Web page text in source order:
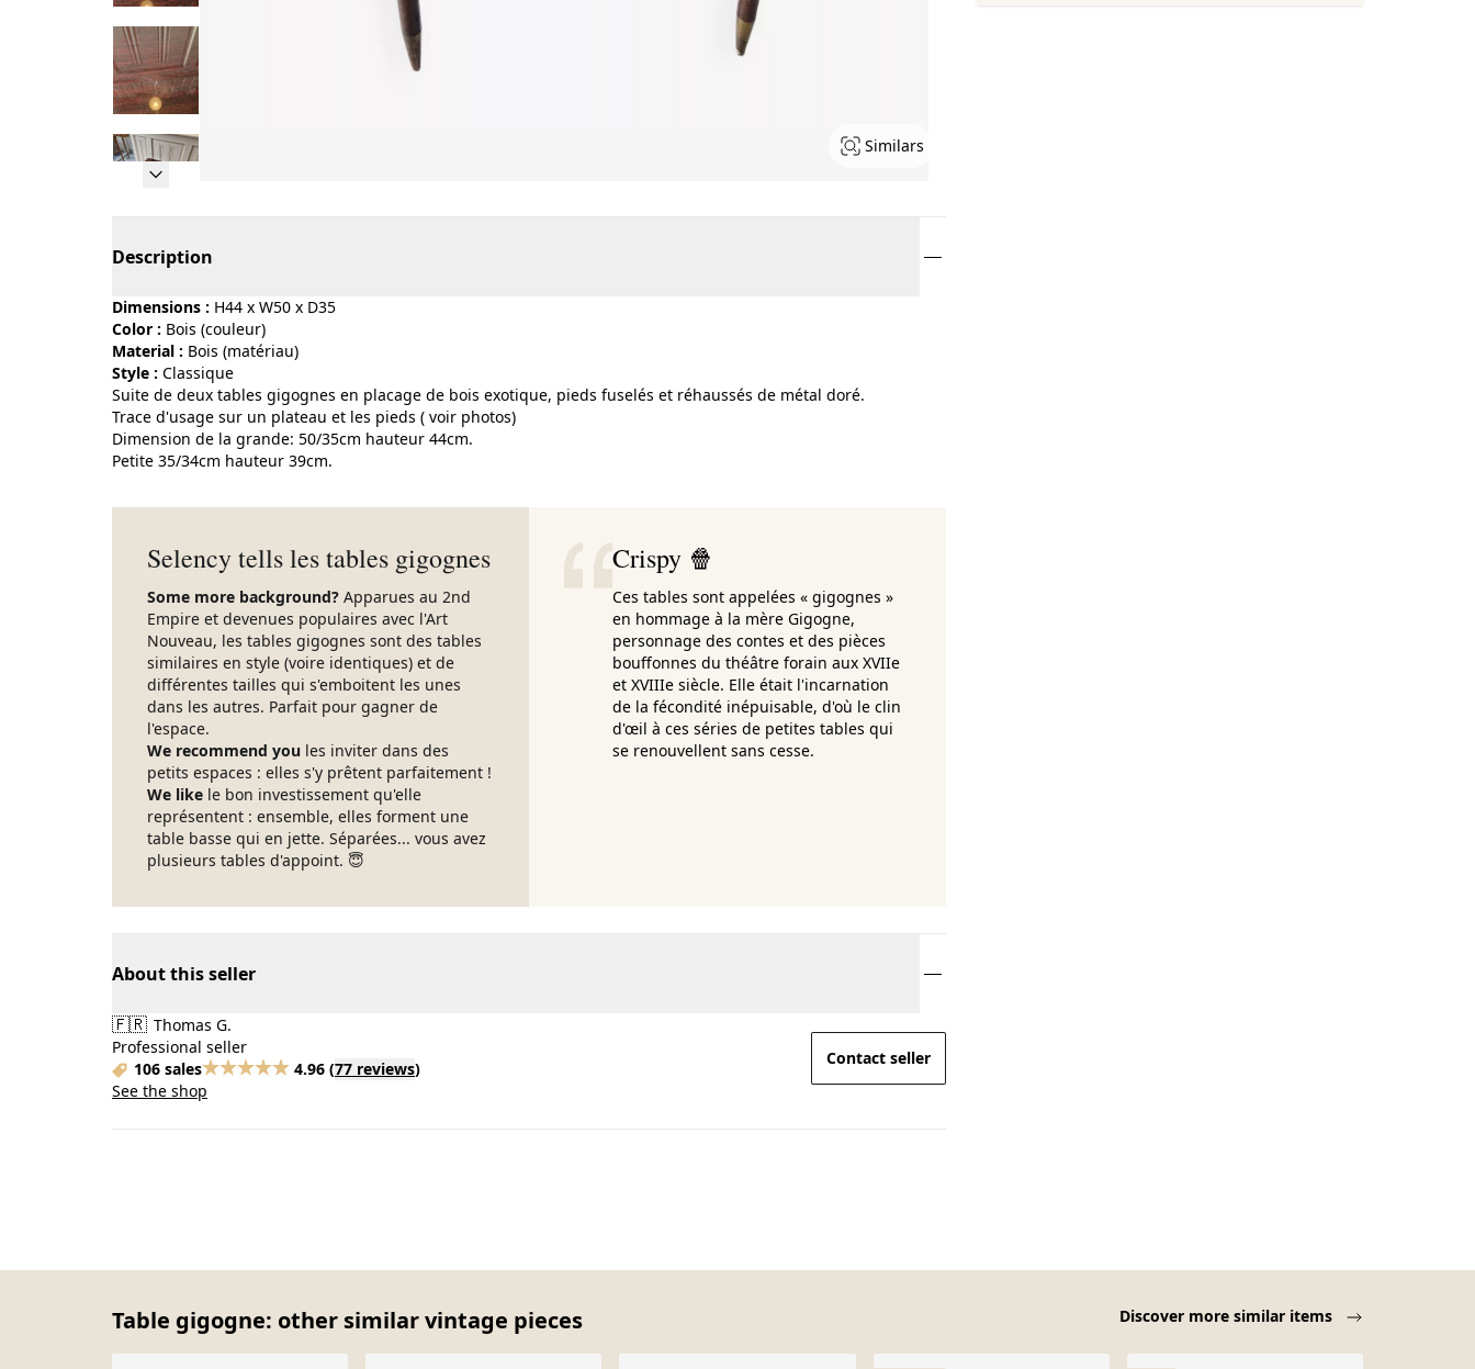
Similars
Description
Dimensions : H44 x W50 x D35
Color :
bois (couleur)
Material :
bois (matériau)
Style :
classique
Suite de deux tables gigognes en placage de bois exotique, pieds fuselés et réhaussés de métal doré.
Trace d'usage sur un plateau et les pieds ( voir photos)
Dimension de la grande: 50/35cm hauteur 44cm.
Petite 35/34cm hauteur 39cm.
Selency tells les tables gigognes
Some more background? Apparues au 2nd
Empire et devenues populaires avec l'Art
Nouveau, les tables gigognes sont des tables
similaires en style (voire identiques) et de
différentes tailles qui s'emboitent les unes
dans les autres. Parfait pour gagner de
l'espace.
We recommend you les inviter dans des
petits espaces : elles s'y prêtent parfaitement !
We like le bon investissement qu'elle
représentent : ensemble, elles forment une
table basse qui en jette. Séparées... vous avez
plusieurs tables d'appoint. 😇
Crispy 🍿
Ces tables sont appelées « gigognes »
en hommage à la mère Gigogne,
personnage des contes et des pièces
bouffonnes du théâtre forain aux XVIIe
et XVIIIe siècle. Elle était l'incarnation
de la fécondité inépuisable, d'où le clin
d'œil à ces séries de petites tables qui
se renouvellent sans cesse.
About this seller
🇫🇷 Thomas G.
Professional seller
106 sales
4.96 (77 reviews)
See the shop
Contact seller
Table gigogne: other similar vintage pieces Discover more similar items